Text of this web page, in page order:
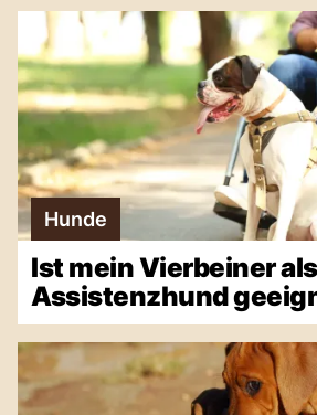
Hunde
Ist mein Vierbeiner als
Assistenzhund